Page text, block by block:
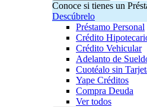
Conoce si tienes un
Descúbrelo
Préstamo Personal
Crédito
Crédito Vehicular
Adelanto de
Cuotéalo sin
Yape Créditos
Compra Deuda
Ver todos